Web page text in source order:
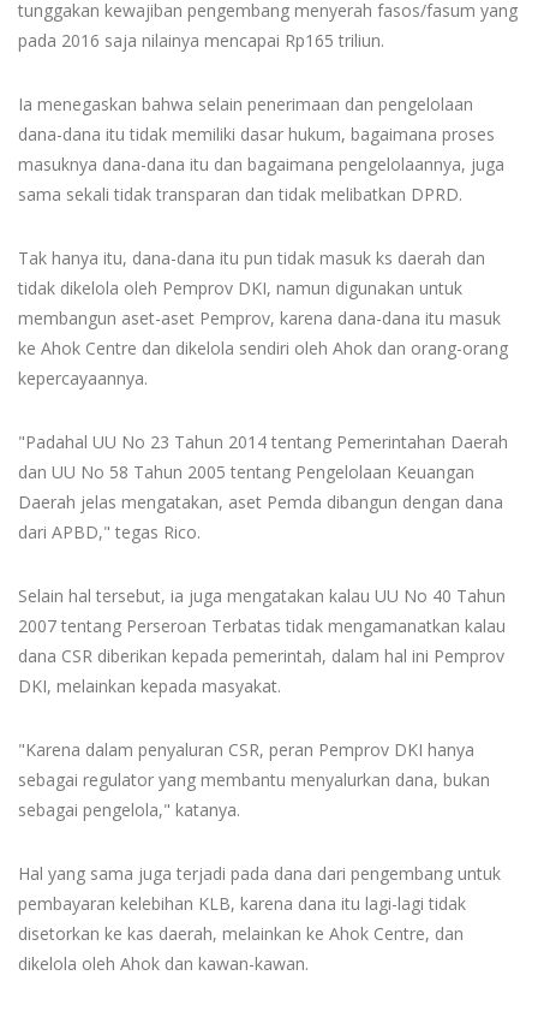
tunggakan kewajiban pengembang menyerah fasos/fasum yang
pada 2016 saja nilainya mencapai Rp165 triliun.
Ia menegaskan bahwa selain penerimaan dan pengelolaan
dana-dana itu tidak memiliki dasar hukum, bagaimana proses
masuknya dana-dana itu dan bagaimana pengelolaannya, juga
sama sekali tidak transparan dan tidak melibatkan DPRD.
Tak hanya itu, dana-dana itu pun tidak masuk ks daerah dan
tidak dikelola oleh Pemprov DKI, namun digunakan untuk
membangun aset-aset Pemprov, karena dana-dana itu masuk
ke Ahok Centre dan dikelola sendiri oleh Ahok dan orang-orang
kepercayaannya.
"Padahal UU No 23 Tahun 2014 tentang Pemerintahan Daerah
dan UU No 58 Tahun 2005 tentang Pengelolaan Keuangan
Daerah jelas mengatakan, aset Pemda dibangun dengan dana
dari APBD," tegas Rico.
Selain hal tersebut, ia juga mengatakan kalau UU No 40 Tahun
2007 tentang Perseroan Terbatas tidak mengamanatkan kalau
dana CSR diberikan kepada pemerintah, dalam hal ini Pemprov
DKI, melainkan kepada masyakat.
"Karena dalam penyaluran CSR, peran Pemprov DKI hanya
sebagai regulator yang membantu menyalurkan dana, bukan
sebagai pengelola," katanya.
Hal yang sama juga terjadi pada dana dari pengembang untuk
pembayaran kelebihan KLB, karena dana itu lagi-lagi tidak
disetorkan ke kas daerah, melainkan ke Ahok Centre, dan
dikelola oleh Ahok dan kawan-kawan.